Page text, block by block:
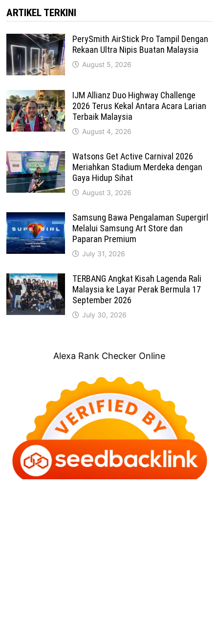
ARTIKEL TERKINI
PerySmith AirStick Pro Tampil Dengan
Rekaan Ultra Nipis Buatan Malaysia
August 5, 2026
IJM Allianz Duo Highway Challenge
2026 Terus Kekal Antara Acara Larian
Terbaik Malaysia
August 4, 2026
Watsons Get Active Carnival 2026
Meriahkan Stadium Merdeka dengan
Gaya Hidup Sihat
August 3, 2026
Samsung Bawa Pengalaman Supergirl
Melalui Samsung Art Store dan
Paparan Premium
July 31, 2026
TERBANG Angkat Kisah Lagenda Rali
Malaysia ke Layar Perak Bermula 17
September 2026
July 30, 2026
Alexa Rank Checker Online